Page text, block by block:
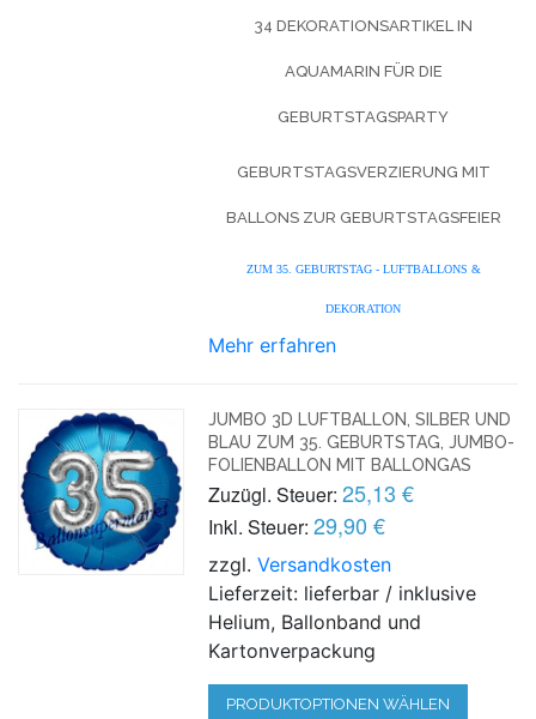
34 DEKORATIONSARTIKEL IN
AQUAMARIN FÜR DIE
GEBURTSTAGSPARTY
GEBURTSTAGSVERZIERUNG MIT
BALLONS ZUR GEBURTSTAGSFEIER
ZUM 35. GEBURTSTAG - LUFTBALLONS &
DEKORATION
Mehr erfahren
JUMBO 3D LUFTBALLON, SILBER UND
BLAU ZUM 35. GEBURTSTAG, JUMBO-
FOLIENBALLON MIT BALLONGAS
Zuzügl. Steuer: 25,13 €
Inkl. Steuer: 29,90 €
zzgl.Versandkosten
Lieferzeit: lieferbar / inklusive
Helium, Ballonband und
Kartonverpackung
PRODUKTOPTIONEN WÄHLEN